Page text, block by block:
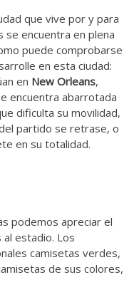
que vive por y para
se encuentra en plena
puede comprobarse
en esta ciudad:
en New Orleans,
encuentra abarrotada
dificulta su movilidad,
partido se retrase, o
en su totalidad.
podemos apreciar el
estadio. Los
camisetas verdes,
de sus colores,